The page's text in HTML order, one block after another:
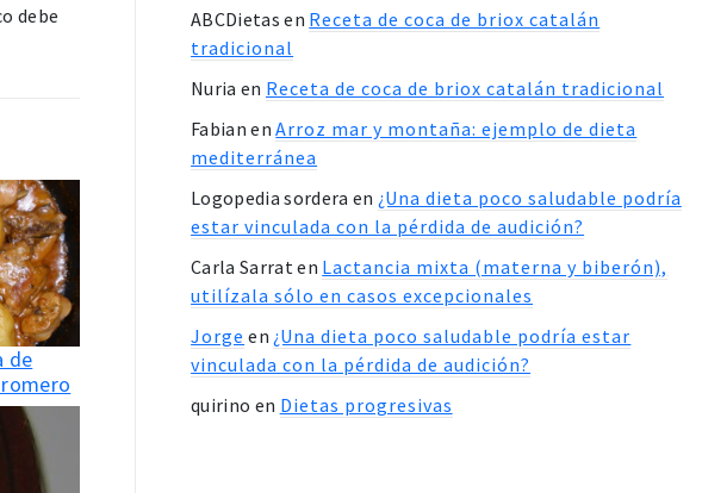
debe
de
ABCDietas en Receta de coca de briox catalán
tradicional
Nuria en Receta de coca de briox catalán tradicional
Fabian enArroz mar y montaña: ejemplo de dieta
mediterránea
Logopedia sordera en ¿Una dieta poco saludable podría
estar vinculada con la pérdida de audición?
Carla Sarraten Lactancia mixta (materna y biberón),
utilízala sólo en casos excepcionales
Jorge en ¿Una dieta poco saludable podría estar
vinculada con la pérdida de audición?
quirino en Dietas progresivas